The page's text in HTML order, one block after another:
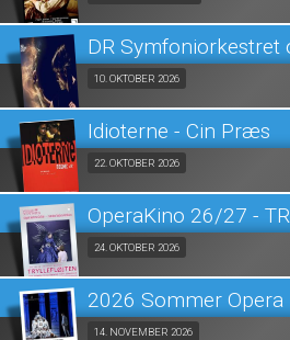
LÆS MERE
SE ALLE
LÆS MERE
DR Symfoniorkestret
10. OKTOBER 2026
SE ALLE
LÆS MERE
Idioterne - Cin Præs
22. OKTOBER 2026
SE ALLE
LÆS MERE
OperaKino 26/27 -
24. OKTOBER 2026
SE ALLE
2026 Sommer Opera
14. NOVEMBER 2026